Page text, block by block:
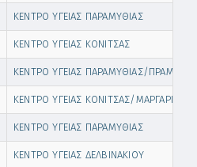
ΚΕΝΤΡΟ ΥΓΕΙΑΣ ΠΑΡΑΜΥΘΙΑΣ
ΚΕΝΤΡΟ ΥΓΕΙΑΣ ΚΟΝΙΤΣΑΣ
ΚΕΝΤΡΟ ΥΓΕΙΑΣ ΠΑΡΑΜΥΘΙΑΣ/
ΚΕΝΤΡΟ ΥΓΕΙΑΣ ΚΟΝΙΤΣΑΣ/ΜΑΡΓΑΡΙΤΙΟΥ
ΚΕΝΤΡΟ ΥΓΕΙΑΣ ΠΑΡΑΜΥΘΙΑΣ
ΚΕΝΤΡΟ ΥΓΕΙΑΣ ΔΕΛΒΙΝΑΚΙΟΥ